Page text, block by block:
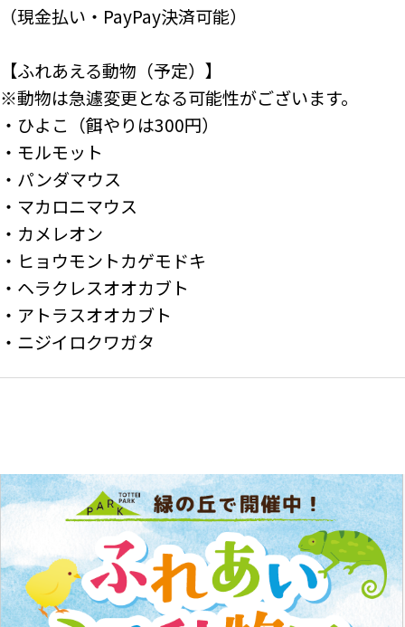
（現金払い・PayPay決済可能）
【ふれあえる動物（予定）】
※動物は急遽変更となる可能性がございます。
・ひよこ（餌やりは300円）
・モルモット
・パンダマウス
・マカロニマウス
・カメレオン
・ヒョウモントカゲモドキ
・ヘラクレスオオカブト
・アトラスオオカブト
・ニジイロクワガタ